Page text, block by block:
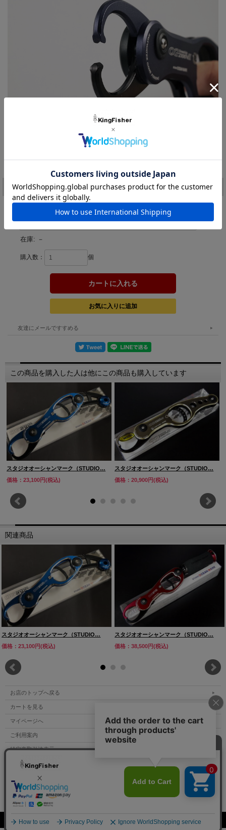
暴れる魚の動きをいなし、少ない力で保持することが可能です。
※従来のHDモデルはサビに強いステンレス材SUS304を使用し
ていましたが、今回初めてSUS316を導入しました。釣具として
は最高峰の、自己修復作用を持つ錆びないステンレス材をグリッ
プに採用したスーパーデュラビリティーモデルです。
◆全長 ： 210mm ◆自重 ： 135g
スタジオオーシャンマークホームページ
従来の鋭角形状を見直し、掴んだ瞬間からズレがなく、薄い皮膚を貫通
しにくい先端形状に変更しました。
価格:28,600円(税込)
注文
在庫: －
購入数： 個
友達にメールですすめる
この商品を購入した人は他にこの商品も購入しています
スタジオオーシャンマーク（STUDIO…
価格：23,100円(税込)
スタジオオーシャンマーク（STUDIO…
価格：20,900円(税込)
関連商品
スタジオオーシャンマーク（STUDIO…
価格：23,100円(税込)
スタジオオーシャンマーク（STUDIO…
価格：38,500円(税込)
お店のトップへ戻る
カートを見る
マイページへ
ご利用案内
特定商取引法表示
個人情報の取扱い
サイトマップ
お問い合わせ
Copyright (C) All Rights Reserved.